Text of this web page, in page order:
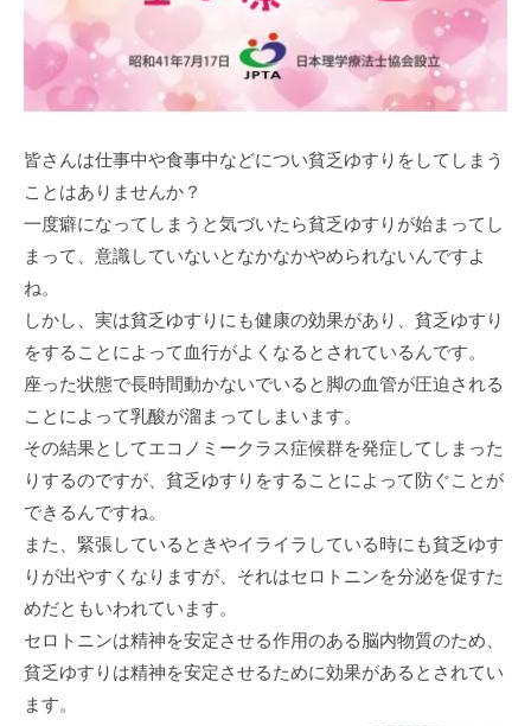
皆さんは仕事中や食事中などについ貧乏ゆすりをしてしまう
ことはありませんか？
一度癖になってしまうと気づいたら貧乏ゆすりが始まってし
まって、意識していないとなかなかやめられないんですよ
ね。
しかし、実は貧乏ゆすりにも健康の効果があり、貧乏ゆすり
をすることによって血行がよくなるとされているんです。
座った状態で長時間動かないでいると脚の血管が圧迫される
ことによって乳酸が溜まってしまいます。
その結果としてエコノミークラス症候群を発症してしまった
りするのですが、貧乏ゆすりをすることによって防ぐことが
できるんですね。
また、緊張しているときやイライラしている時にも貧乏ゆす
りが出やすくなりますが、それはセロトニンを分泌を促すた
めだともいわれています。
セロトニンは精神を安定させる作用のある脳内物質のため、
貧乏ゆすりは精神を安定させるために効果があるとされてい
ます。